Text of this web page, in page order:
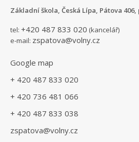
Základní škola, Česká Lípa, Pátova
tel: +420 487 833 020 (kancelář)
e-mail: zspatova@volny.cz
Google map
+ 420 487 833 020
+ 420 736 481 066
+ 420 487 833 038
zspatova@volny.cz